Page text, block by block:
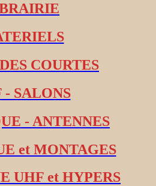
COURTES
- SALONS
- ANTENNES
et MONTAGES
UHF et HYPERS